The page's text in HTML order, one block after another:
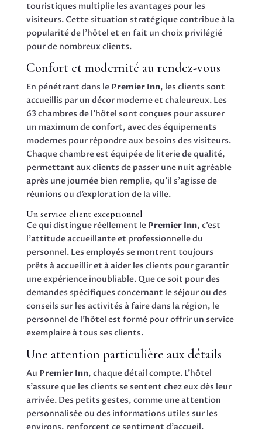
touristiques multiplie les avantages pour les
visiteurs. Cette situation stratégique contribue à la
popularité de l’hôtel et en fait un choix privilégié
pour de nombreux clients.
Confort et modernité au rendez-vous
En pénétrant dans le Premier Inn, les clients sont
accueillis par un décor moderne et chaleureux. Les
63 chambres de l’hôtel sont conçues pour assurer
un maximum de confort, avec des équipements
modernes pour répondre aux besoins des visiteurs.
Chaque chambre est équipée de literie de qualité,
permettant aux clients de passer une nuit agréable
après une journée bien remplie, qu’il s’agisse de
réunions ou d’exploration de la ville.
Un service client exceptionnel
Ce qui distingue réellement le Premier Inn, c’est
l’attitude accueillante et professionnelle du
personnel. Les employés se montrent toujours
prêts à accueillir et à aider les clients pour garantir
une expérience inoubliable. Que ce soit pour des
demandes spécifiques concernant le séjour ou des
conseils sur les activités à faire dans la région, le
personnel de l’hôtel est formé pour offrir un service
exemplaire à tous ses clients.
Une attention particulière aux détails
Au Premier Inn, chaque détail compte. L’hôtel
s’assure que les clients se sentent chez eux dès leur
arrivée. Des petits gestes, comme une attention
personnalisée ou des informations utiles sur les